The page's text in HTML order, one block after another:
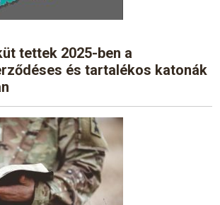
tettek 2025-ben a
és tartalékos katonák